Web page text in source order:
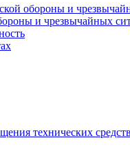
обороны и
и чрезвычайных
технических